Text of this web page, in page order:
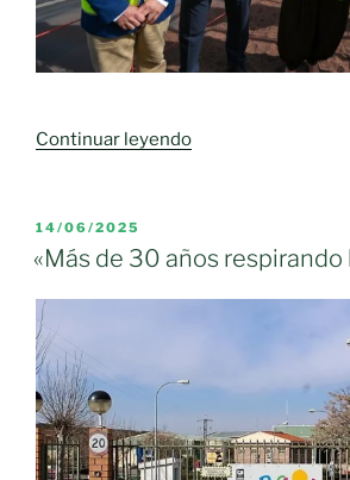
Continuar leyendo«Tercer
del
Almagro»
PUBLICADO
EL
14/06/2025
«Más de 30 años respirando